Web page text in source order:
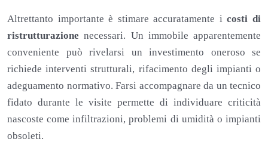
Altrettanto importante è stimare accuratamente icosti di
ristrutturazione necessari. Un immobile apparentemente
conveniente può rivelarsi un investimento oneroso se
richiede interventi strutturali, rifacimento degli impianti o
adeguamento normativo. Farsi accompagnare da un tecnico
fidato durante le visite permette di individuare criticità
nascoste come infiltrazioni, problemi di umidità o impianti
obsoleti.